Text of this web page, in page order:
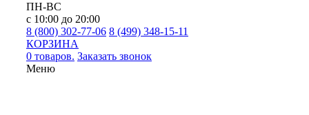
ПН-ВС
с 10:00 до 20:00
8 (800) 302-77-06 8 (499) 348-15-11
КОРЗИНА
0 товаров. Заказать звонок
Меню